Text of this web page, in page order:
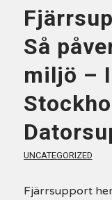
Så
miljö –
UNCATEGORIZED
Fjärrsupport